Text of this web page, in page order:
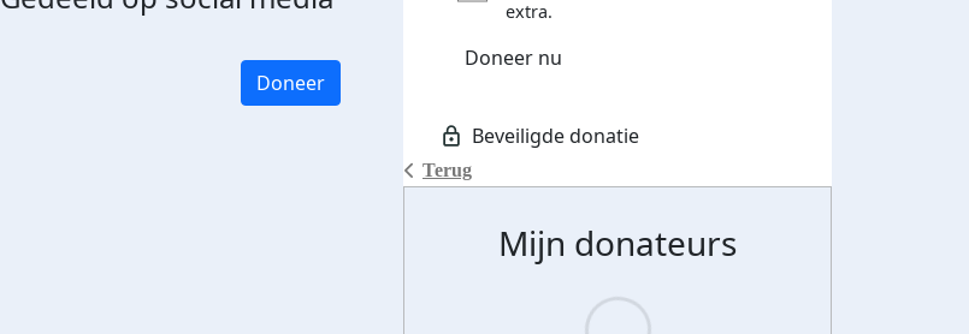
Doneer
Terug
extra.
Doneer nu
Mijn donateurs